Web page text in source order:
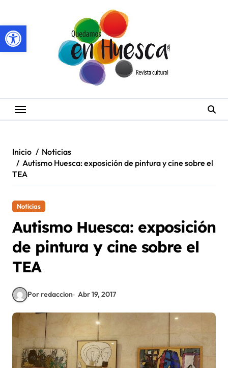
Abrir barra de herramientas
contenido
Inicio
Noticias
Autismo Huesca: exposición de pintura y cine sobre el
TEA
Noticias
Autismo Huesca: exposición
de pintura y cine sobre el
TEA
Por redaccion Abr 19, 2017